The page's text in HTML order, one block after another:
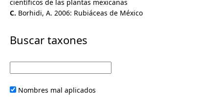
científicos de las plantas mexicanas
C. Borhidi, A. 2006: Rubiáceas de México
Buscar taxones
Nombres mal aplicados
Asemnantha
Augusta
Bellizinca
Blepharidium
Bonatia
Bouvardia